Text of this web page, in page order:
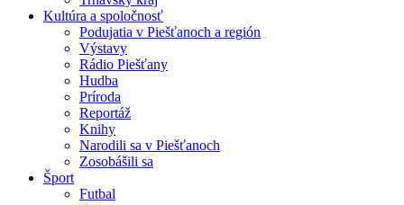
Kultúra a spoločnosť
Podujatia v Piešťanoch a región
Výstavy
Rádio Piešťany
Hudba
Príroda
Reportáž
Knihy
Narodili sa v Piešťanoch
Zosobášili sa
Šport
Futbal